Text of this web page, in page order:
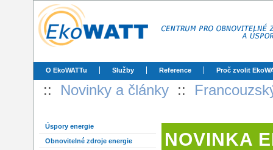
O EkoWATTu Služby Reference Proč zvolit
:: Novinky a články ::
Úspory energie
Obnovitelné zdroje energie
NOVINKA